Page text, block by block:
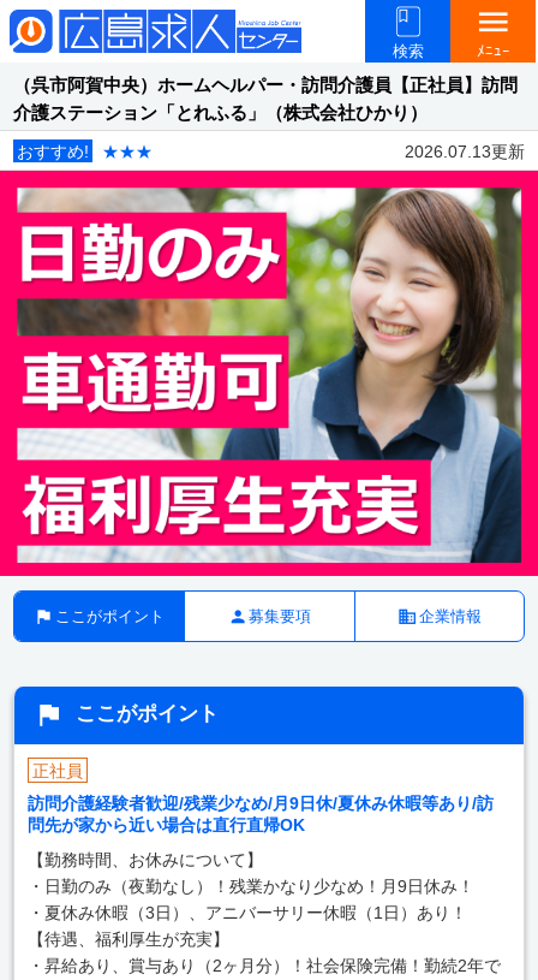
検索
menu
ﾒﾆｭｰ
（呉市阿賀中央）ホームヘルパー・訪問介護員【正社員】訪問
介護ステーション「とれふる」（株式会社ひかり）
おすすめ! ★★★ 2026.07.13更新
ここがポイント 募集要項 企業情報
ここがポイント
正社員
訪問介護経験者歓迎/残業少なめ/月9日休/夏休み休暇等あり/訪
問先が家から近い場合は直行直帰OK
【勤務時間、お休みについて】
・日勤のみ（夜勤なし）！残業かなり少なめ！月9日休み！
・夏休み休暇（3日）、アニバーサリー休暇（1日）あり！
【待遇、福利厚生が充実】
・昇給あり、賞与あり（2ヶ月分）！社会保険完備！勤続2年で